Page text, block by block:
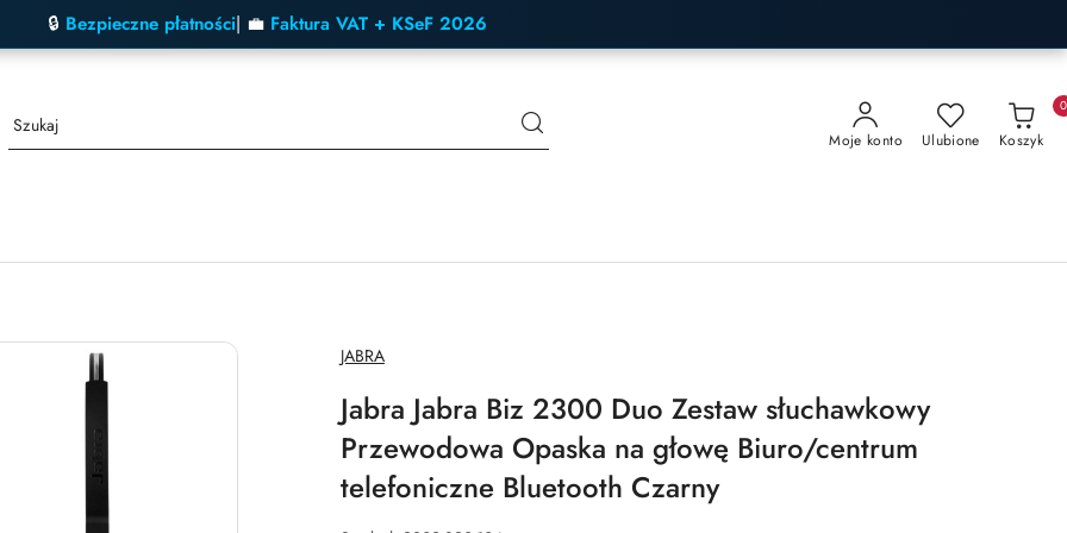
🔒 Bezpieczne płatności| 💼 Faktura VAT + KSeF 2026
Moje konto Ulubione Koszyk
0
NAZWA
PRODUCENTA:
JABRA
Jabra Jabra Biz 2300 Duo Zestaw słuchawkowy
Przewodowa Opaska na głowę Biuro/centrum
telefoniczne Bluetooth Czarny